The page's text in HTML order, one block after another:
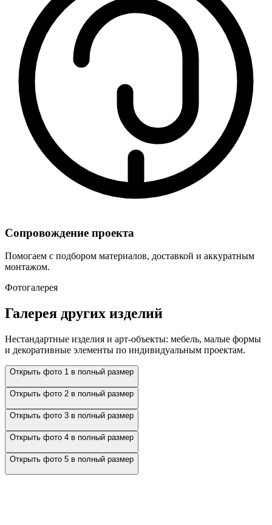
Сопровождение проекта
Помогаем с подбором материалов, доставкой и аккуратным
монтажом.
Фотогалерея
Галерея других изделий
Нестандартные изделия и арт-объекты: мебель, малые формы
и декоративные элементы по индивидуальным проектам.
Открыть фото 1 в полный размер
Открыть фото 2 в полный размер
Открыть фото 3 в полный размер
Открыть фото 4 в полный размер
Открыть фото 5 в полный размер